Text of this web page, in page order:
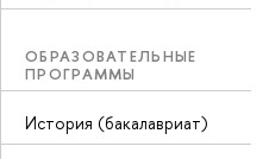
ОБРАЗОВАТЕЛЬНЫЕ
ПРОГРАММЫ
История (бакалавриат)